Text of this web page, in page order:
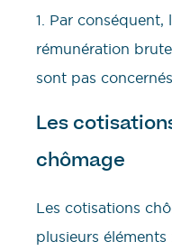
1. Par conséquent,
rémunération
sont pas
Les
chômage
Les cotisations
plusieurs éléments